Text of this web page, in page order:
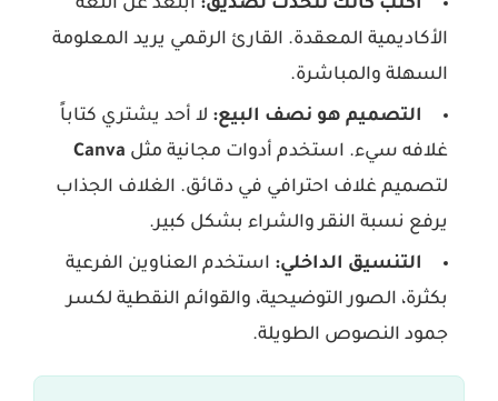
الأكاديمية المعقدة. القارئ الرقمي يريد المعلومة
السهلة والمباشرة.
التصميم هو نصف البيع: لا أحد يشتري كتاباً
غلافه سيء. استخدم أدوات مجانية مثل Canva
لتصميم غلاف احترافي في دقائق. الغلاف الجذاب
يرفع نسبة النقر والشراء بشكل كبير.
التنسيق الداخلي: استخدم العناوين الفرعية
بكثرة، الصور التوضيحية، والقوائم النقطية لكسر
جمود النصوص الطويلة.